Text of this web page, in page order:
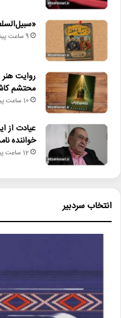
دیگر خبرها
• نگاه هفته
• جلال آل‌احمد به قاب تلویزیون
• کدام فیلم‌ها در گیشه سینماها
• «سبیل‌السلطنه» در سنگلج روی
• روایت هنر و شعر عاشورایی در
• عیادت از ایرج؛ تجلیل از دهه‌ها
• پیام وزیر فرهنگ به مناسبت روز
مدرسه_میناب
9 ساعت پیش
روایت هنر
محتشم
10 ساعت پیش
عیادت از
خواننده
12 ساعت پیش
انتخاب سردبیر